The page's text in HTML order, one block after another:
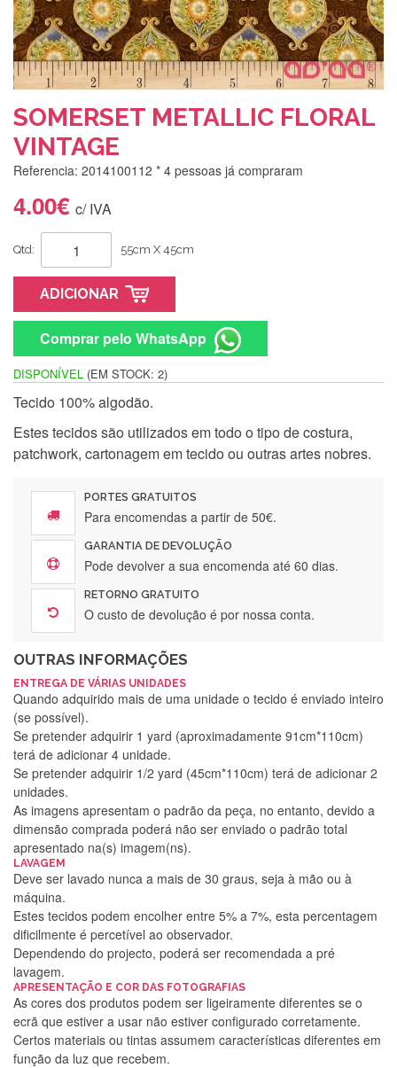
SOMERSET METALLIC FLORAL
VINTAGE
Referencia: 2014100112 * 4 pessoas já compraram
4.00€ c/ IVA
Qtd: 55cm X 45cm
ADICIONAR
Comprar pelo WhatsApp
DISPONÍVEL (EM STOCK: 2)
Tecido 100% algodão.
Estes tecidos são utilizados em todo o tipo de costura,
patchwork, cartonagem em tecido ou outras artes nobres.
PORTES GRATUITOS
Para encomendas a partir de 50€.
GARANTIA DE DEVOLUÇÃO
Pode devolver a sua encomenda até 60 dias.
RETORNO GRATUITO
O custo de devolução é por nossa conta.
OUTRAS INFORMAÇÕES
ENTREGA DE VÁRIAS UNIDADES
Quando adquirido mais de uma unidade o tecido é enviado inteiro
(se possível).
Se pretender adquirir 1 yard (aproximadamente 91cm*110cm)
terá de adicionar 4 unidade.
Se pretender adquirir 1/2 yard (45cm*110cm) terá de adicionar 2
unidades.
As imagens apresentam o padrão da peça, no entanto, devido a
dimensão comprada poderá não ser enviado o padrão total
apresentado na(s) imagem(ns).
LAVAGEM
Deve ser lavado nunca a mais de 30 graus, seja à mão ou à
máquina.
Estes tecidos podem encolher entre 5% a 7%, esta percentagem
dificilmente é percetível ao observador.
Dependendo do projecto, poderá ser recomendada a pré
lavagem.
APRESENTAÇÃO E COR DAS FOTOGRAFIAS
As cores dos produtos podem ser ligeiramente diferentes se o
ecrã que estiver a usar não estiver configurado corretamente.
Certos materiais ou tintas assumem características diferentes em
função da luz que recebem.
Silvia Lopes
Encomenda direitinha. Rapidez e segurança. Volto a
encomendar.